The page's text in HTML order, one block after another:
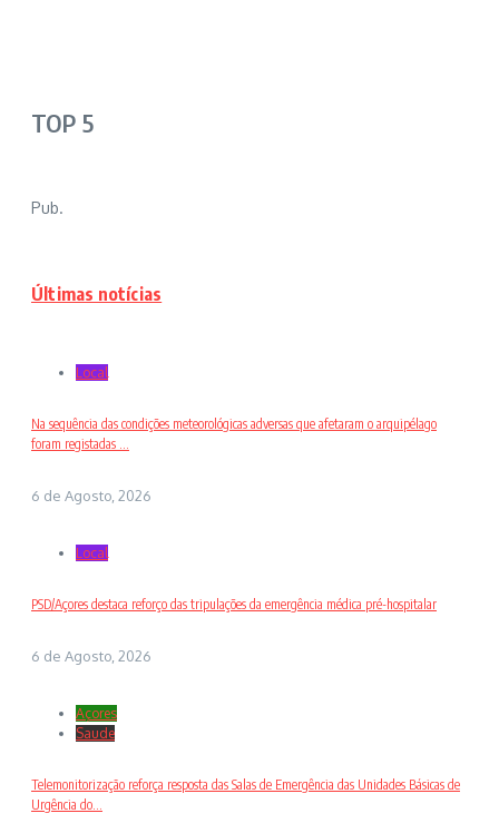
TOP 5
Pub.
Últimas notícias
Local
Na sequência das condições meteorológicas adversas que afetaram o arquipélago
foram registadas ...
6 de Agosto, 2026
Local
PSD/Açores destaca reforço das tripulações da emergência médica pré-hospitalar
6 de Agosto, 2026
Açores
Saude
Telemonitorização reforça resposta das Salas de Emergência das Unidades Básicas de
Urgência do...